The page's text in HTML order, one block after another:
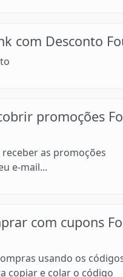
com Desconto
promoções
as promoções
e-mail...
com cupons
usando os
copiar e colar o código